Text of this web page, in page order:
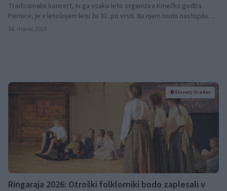
Tradicionalni koncert, ki ga vsako leto organizira Kmečka godba
Pernice, je v letošnjem letu že 31. po vrsti. Na njem bodo nastopila
mnoga znana imena slovenske glasbe.
16. marec 2026
Slovenj Gradec
Ringaraja 2026: Otroški folklorniki bodo zaplesali v